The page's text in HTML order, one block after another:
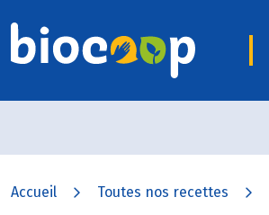
Accueil Toutes nos recettes